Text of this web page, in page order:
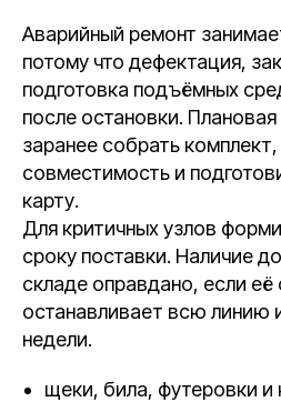
Аварийный ремонт
потому что дефектация,
подготовка подъёмных
после остановки.
заранее собрать
совместимость и
карту.
Для критичных узлов
сроку поставки. Наличие
складе оправдано, если её
останавливает всю линию
недели.
щеки, била, футеровки и